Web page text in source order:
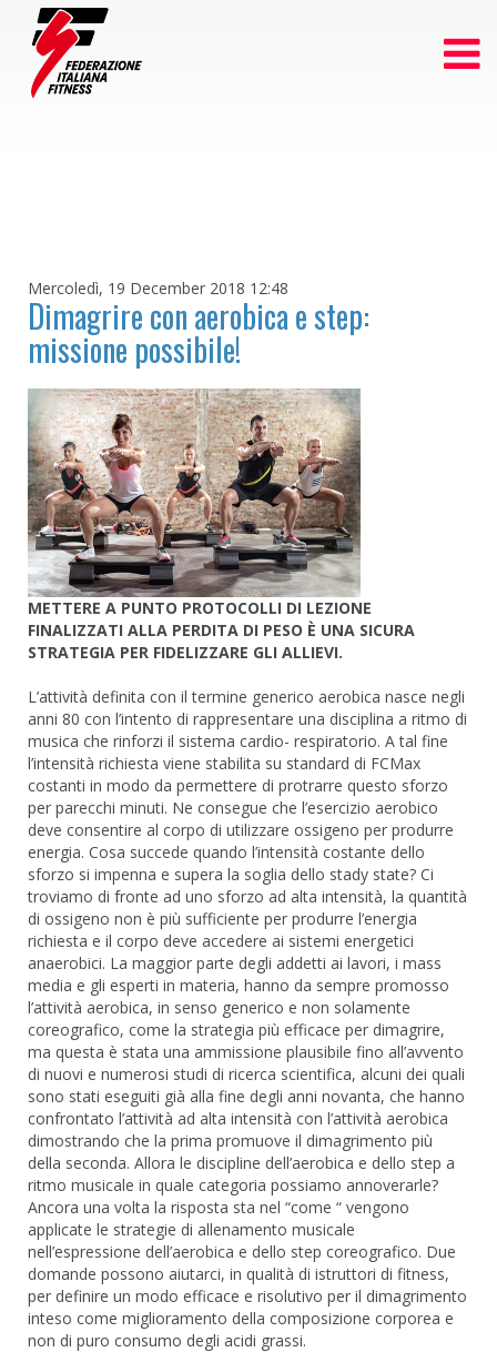
Mercoledì, 19 December 2018 12:48
Dimagrire con aerobica e step:
missione possibile!
METTERE A PUNTO PROTOCOLLI DI LEZIONE
FINALIZZATI ALLA PERDITA DI PESO È UNA SICURA
STRATEGIA PER FIDELIZZARE GLI ALLIEVI.
L’attività definita con il termine generico aerobica nasce negli
anni 80 con l’intento di rappresentare una disciplina a ritmo di
musica che rinforzi il sistema cardio- respiratorio. A tal fine
l’intensità richiesta viene stabilita su standard di FCMax
costanti in modo da permettere di protrarre questo sforzo
per parecchi minuti. Ne consegue che l’esercizio aerobico
deve consentire al corpo di utilizzare ossigeno per produrre
energia. Cosa succede quando l’intensità costante dello
sforzo si impenna e supera la soglia dello stady state? Ci
troviamo di fronte ad uno sforzo ad alta intensità, la quantità
di ossigeno non è più sufficiente per produrre l’energia
richiesta e il corpo deve accedere ai sistemi energetici
anaerobici. La maggior parte degli addetti ai lavori, i mass
media e gli esperti in materia, hanno da sempre promosso
l’attività aerobica, in senso generico e non solamente
coreografico, come la strategia più efficace per dimagrire,
ma questa è stata una ammissione plausibile fino all’avvento
di nuovi e numerosi studi di ricerca scientifica, alcuni dei quali
sono stati eseguiti già alla fine degli anni novanta, che hanno
confrontato l’attività ad alta intensità con l’attività aerobica
dimostrando che la prima promuove il dimagrimento più
della seconda. Allora le discipline dell’aerobica e dello step a
ritmo musicale in quale categoria possiamo annoverarle?
Ancora una volta la risposta sta nel “come “ vengono
applicate le strategie di allenamento musicale
nell’espressione dell’aerobica e dello step coreografico. Due
domande possono aiutarci, in qualità di istruttori di fitness,
per definire un modo efficace e risolutivo per il dimagrimento
inteso come miglioramento della composizione corporea e
non di puro consumo degli acidi grassi.